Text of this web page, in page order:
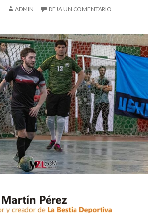
ADMIN DEJA UN COMENTARIO